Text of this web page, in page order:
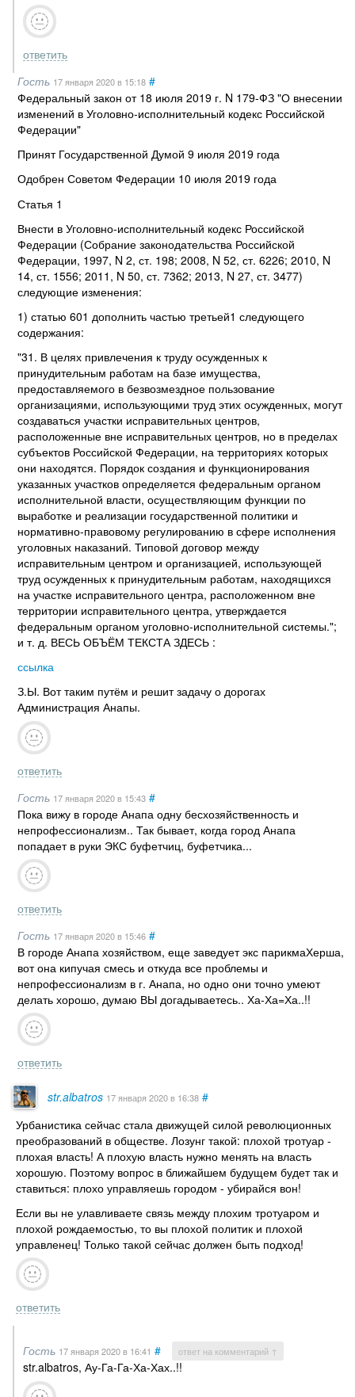
ответить
Гость 17 января 2020в 15:18 #
Федеральный закон от 18 июля 2019 г. N 179-ФЗ "О внесении
изменений в Уголовно-исполнительный кодекс Российской
Федерации"
Принят Государственной Думой 9 июля 2019 года
Одобрен Советом Федерации 10 июля 2019 года
Статья 1
Внести в Уголовно-исполнительный кодекс Российской
Федерации (Собрание законодательства Российской
Федерации, 1997, N 2, ст. 198; 2008, N 52, ст. 6226; 2010, N
14, ст. 1556; 2011, N 50, ст. 7362; 2013, N 27, ст. 3477)
следующие изменения:
1) статью 601 дополнить частью третьей1 следующего
содержания:
"31. В целях привлечения к труду осужденных к
принудительным работам на базе имущества,
предоставляемого в безвозмездное пользование
организациями, использующими труд этих осужденных, могут
создаваться участки исправительных центров,
расположенные вне исправительных центров, но в пределах
субъектов Российской Федерации, на территориях которых
они находятся. Порядок создания и функционирования
указанных участков определяется федеральным органом
исполнительной власти, осуществляющим функции по
выработке и реализации государственной политики и
нормативно-правовому регулированию в сфере исполнения
уголовных наказаний. Типовой договор между
исправительным центром и организацией, использующей
труд осужденных к принудительным работам, находящихся
на участке исправительного центра, расположенном вне
территории исправительного центра, утверждается
федеральным органом уголовно-исполнительной системы.";
и т. д. ВЕСЬ ОБЪЁМ ТЕКСТА ЗДЕСЬ :
ссылка
З.Ы. Вот таким путём и решит задачу о дорогах
Администрация Анапы.
ответить
Гость 17 января 2020в 15:43 #
Пока вижу в городе Анапа одну бесхозяйственность и
непрофессионализм.. Так бывает, когда город Анапа
попадает в руки ЭКС буфетчиц, буфетчика...
ответить
Гость 17 января 2020в 15:46 #
В городе Анапа хозяйством, еще заведует экс парикмаХерша,
вот она кипучая смесь и откуда все проблемы и
непрофессионализм в г. Анапа, но одно они точно умеют
делать хорошо, думаю ВЫ догадываетесь.. Ха-Ха=Ха..!!
ответить
str.albatros 17 января 2020в 16:38 #
Урбанистика сейчас стала движущей силой революционных
преобразований в обществе. Лозунг такой: плохой тротуар -
плохая власть! А плохую власть нужно менять на власть
хорошую. Поэтому вопрос в ближайшем будущем будет так и
ставиться: плохо управляешь городом - убирайся вон!
Если вы не улавливаете связь между плохим тротуаром и
плохой рождаемостью, то вы плохой политик и плохой
управленец! Только такой сейчас должен быть подход!
ответить
Гость 17 января 2020в 16:41 # ответ на комментарий ↑
str.albatros, Ау-Га-Га-Ха-Хах..!!